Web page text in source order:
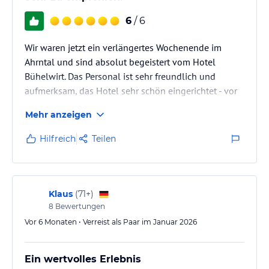
6 / 6
Wir waren jetzt ein verlängertes Wochenende im
Ahrntal und sind absolut begeistert vom Hotel
Bühelwirt. Das Personal ist sehr freundlich und
aufmerksam, das Hotel sehr schön eingerichtet - vor
Abendessen ausgezeichnet mit nur regionalen
Produkten.
Wir kommen auf jeden Fall gerne wieder!
Mehr anzeigen
Hilfreich Teilen
Klaus (71+)
8 Bewertungen
Vor 6 Monaten • Verreist als Paar im Januar 2026
Ein wertvolles Erlebnis